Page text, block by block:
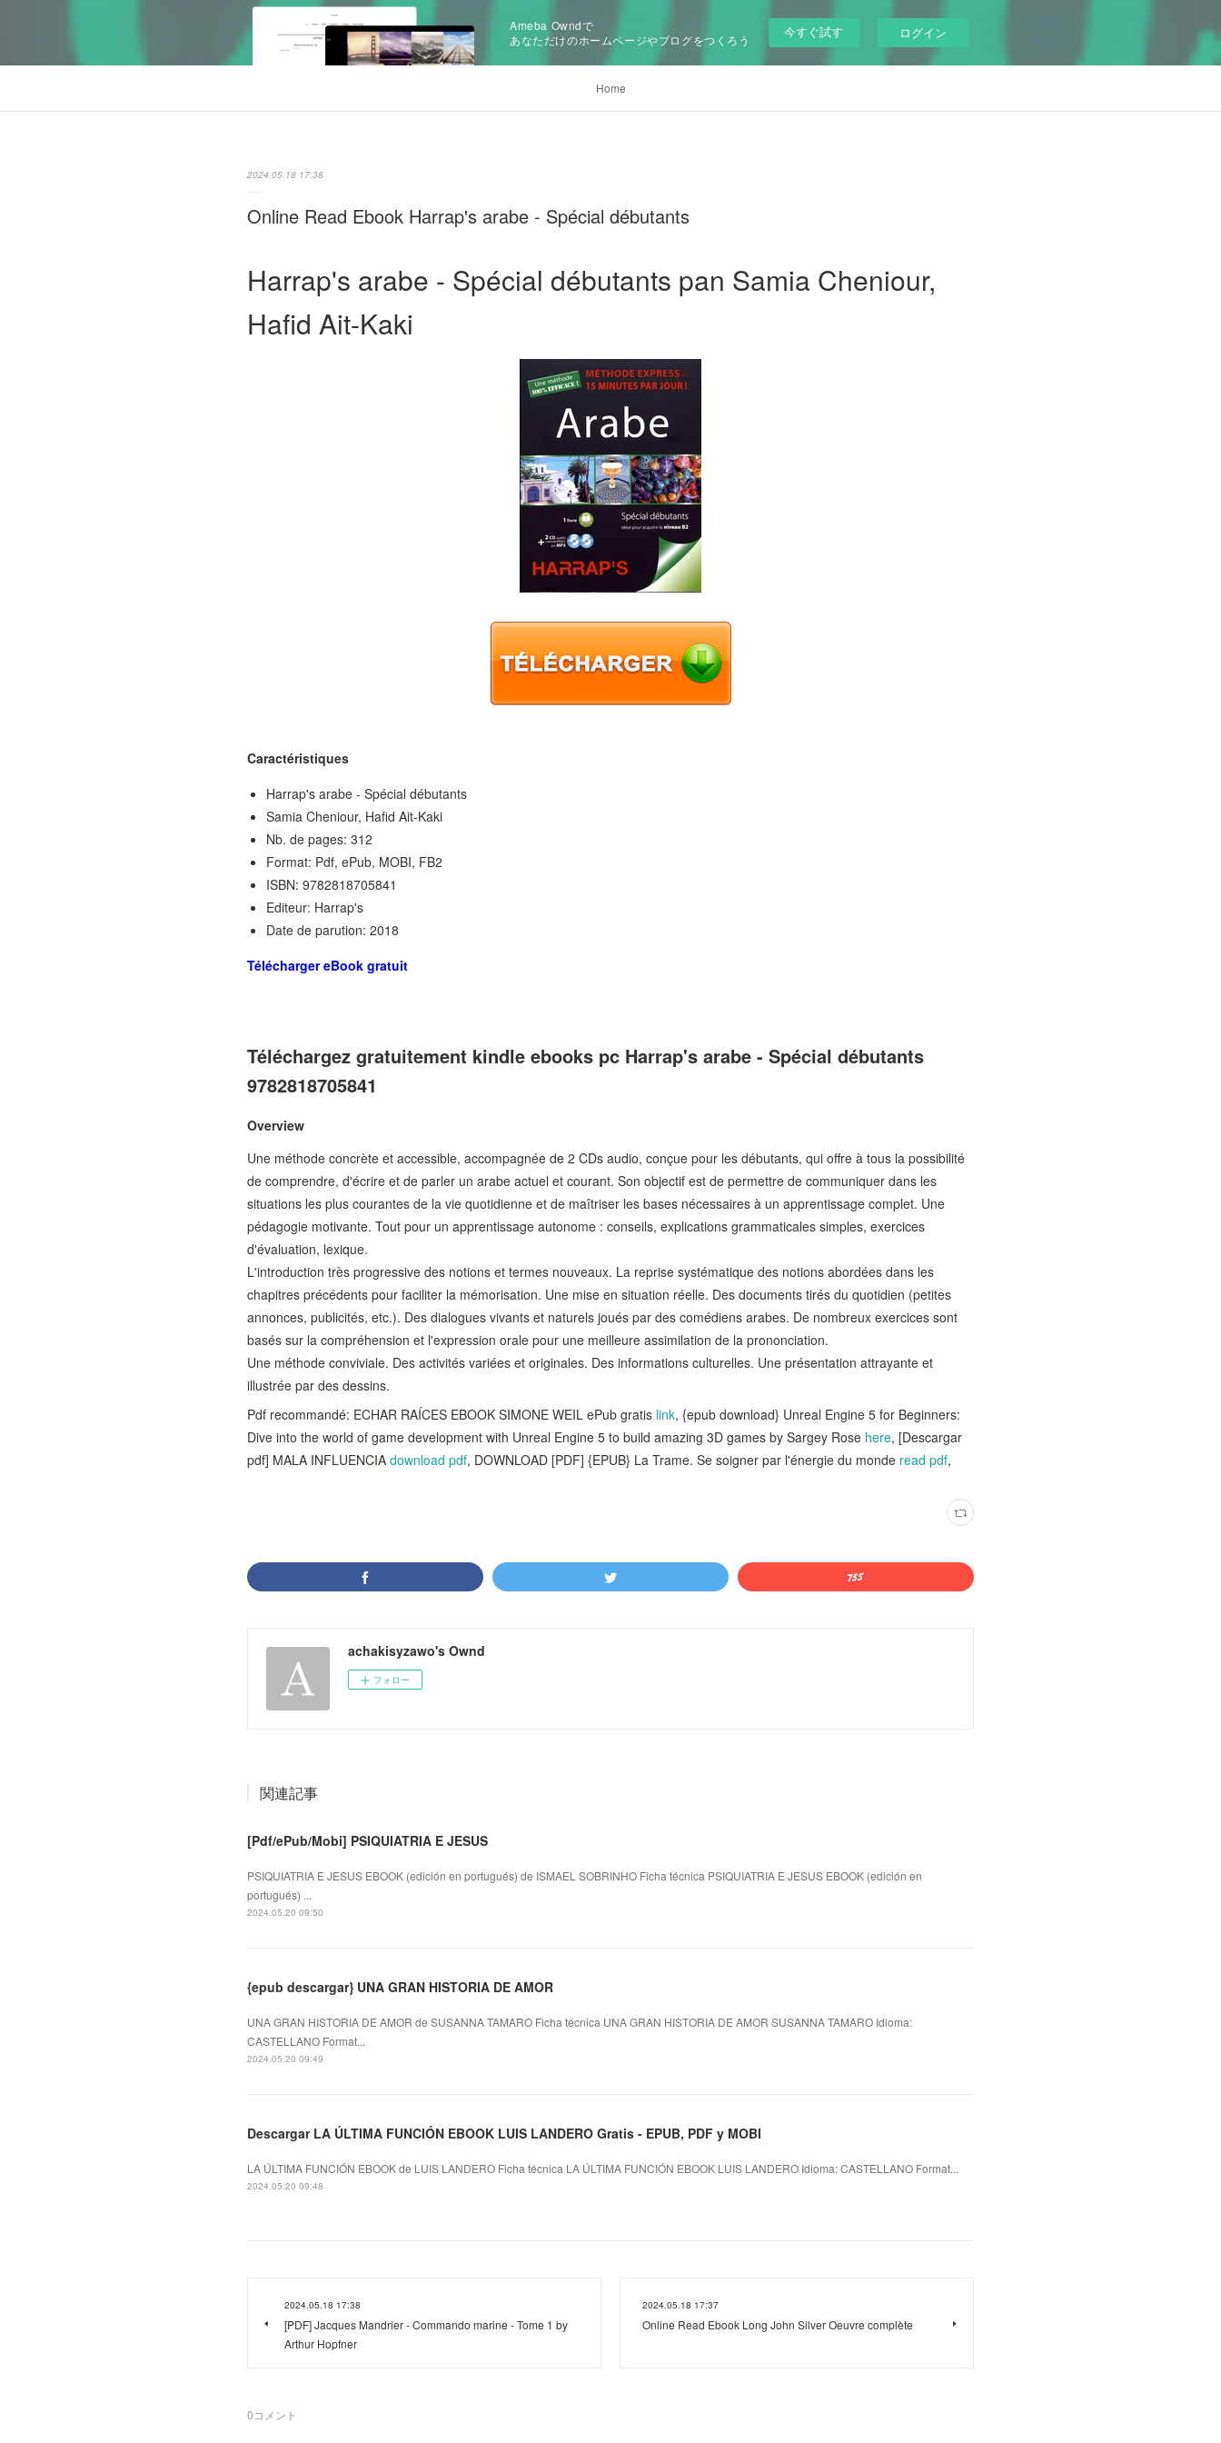
Ameba Owndで
あなただけのホームページやブログをつくろう
今すぐ試す ログイン
Home
2024.05.18 17:38
Online Read Ebook Harrap's arabe - Spécial débutants
Harrap's arabe - Spécial débutants pan Samia Cheniour,
Hafid Ait-Kaki
Caractéristiques
Harrap's arabe - Spécial débutants
Samia Cheniour, Hafid Ait-Kaki
Nb. de pages: 312
Format: Pdf, ePub, MOBI, FB2
ISBN: 9782818705841
Editeur: Harrap's
Date de parution: 2018
Télécharger eBook gratuit
Téléchargez gratuitement kindle ebooks pc Harrap's arabe - Spécial débutants
9782818705841
Overview
Une méthode concrète et accessible, accompagnée de 2 CDs audio, conçue pour les débutants, qui offre à tous la possibilité
de comprendre, d'écrire et de parler un arabe actuel et courant. Son objectif est de permettre de communiquer dans les
situations les plus courantes de la vie quotidienne et de maîtriser les bases nécessaires à un apprentissage complet. Une
pédagogie motivante. Tout pour un apprentissage autonome : conseils, explications grammaticales simples, exercices
d'évaluation, lexique.
L'introduction très progressive des notions et termes nouveaux. La reprise systématique des notions abordées dans les
chapitres précédents pour faciliter la mémorisation. Une mise en situation réelle. Des documents tirés du quotidien (petites
annonces, publicités, etc.). Des dialogues vivants et naturels joués par des comédiens arabes. De nombreux exercices sont
basés sur la compréhension et l'expression orale pour une meilleure assimilation de la prononciation.
Une méthode conviviale. Des activités variées et originales. Des informations culturelles. Une présentation attrayante et
illustrée par des dessins.
Pdf recommandé: ECHAR RAÍCES EBOOK SIMONE WEIL ePub gratis link, {epub download} Unreal Engine 5 for Beginners:
Dive into the world of game development with Unreal Engine 5 to build amazing 3D games by Sargey Rose here, [Descargar
pdf] MALA INFLUENCIA download pdf, DOWNLOAD [PDF] {EPUB} La Trame. Se soigner par l'énergie du monde read pdf,
achakisyzawo's Ownd
フォロー
関連記事
[Pdf/ePub/Mobi] PSIQUIATRIA E JESUS
PSIQUIATRIA E JESUS EBOOK (edición en portugués) de ISMAEL SOBRINHO Ficha técnica PSIQUIATRIA E JESUS EBOOK (edición en
portugués) ...
2024.05.20 09:50
{epub descargar} UNA GRAN HISTORIA DE AMOR
UNA GRAN HISTORIA DE AMOR de SUSANNA TAMARO Ficha técnica UNA GRAN HISTORIA DE AMOR SUSANNA TAMARO Idioma:
CASTELLANO Format...
2024.05.20 09:49
Descargar LA ÚLTIMA FUNCIÓN EBOOK LUIS LANDERO Gratis - EPUB, PDF y MOBI
LA ÚLTIMA FUNCIÓN EBOOK de LUIS LANDERO Ficha técnica LA ÚLTIMA FUNCIÓN EBOOK LUIS LANDERO Idioma: CASTELLANO Format...
2024.05.20 09:48
2024.05.18 17:38
[PDF] Jacques Mandrier - Commando marine - Tome 1 by
Arthur Hopfner
2024.05.18 17:37
Online Read Ebook Long John Silver Oeuvre complète
0コメント